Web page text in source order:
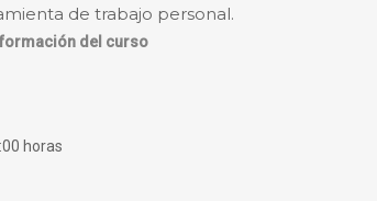
de trabajo personal.
del curso
horas